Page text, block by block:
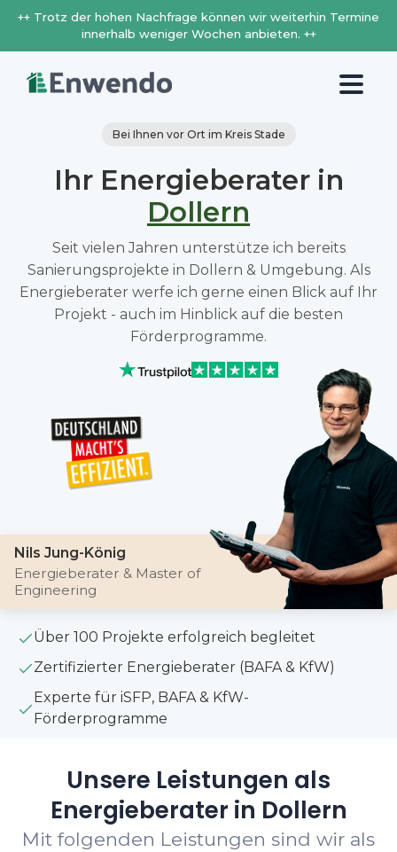
++ Trotz der hohen Nachfrage können wir weiterhin Termine
innerhalb weniger Wochen anbieten. ++
Bei Ihnen vor Ort im Kreis Stade
Ihr Energieberater in
Dollern
Seit vielen Jahren unterstütze ich bereits
Sanierungsprojekte in Dollern & Umgebung. Als
Energieberater werfe ich gerne einen Blick auf Ihr
Projekt - auch im Hinblick auf die besten
Förderprogramme.
Nils Jung-König
Energieberater & Master of
Engineering
Über 100 Projekte erfolgreich begleitet
Zertifizierter Energieberater (BAFA & KfW)
Experte für iSFP, BAFA & KfW-
Förderprogramme
Unsere Leistungen als
Energieberater in Dollern
Mit folgenden Leistungen sind wir als